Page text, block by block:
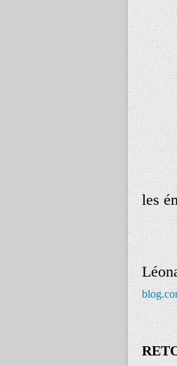
les